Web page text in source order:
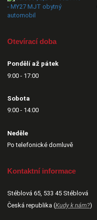
Otevírací doba
Pondělí až pátek
9:00 - 17:00
Sobota
9:00 - 14:00
Neděle
Po telefonické domluvě
Kontaktní informace
Stéblová 65, 533 45 Stéblová
Česká republika (Kudy k nám?)